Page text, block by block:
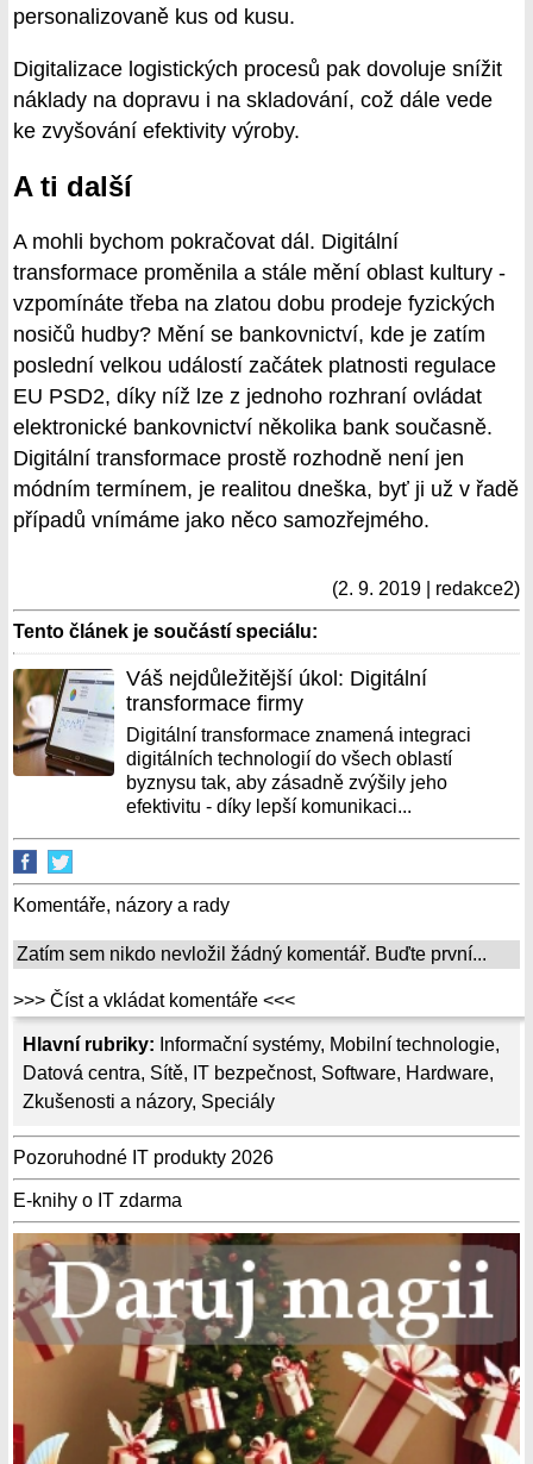
Hlavní rubriky: Informační systémy, Mobilní technologie,
Datová centra, Sítě, IT bezpečnost, Software, Hardware,
Zkušenosti a názory, Speciály
Pozoruhodné IT produkty 2026
E-knihy o IT zdarma
personalizovaně kus od kusu.
Digitalizace logistických procesů pak dovoluje snížit
náklady na dopravu i na skladování, což dále vede
ke zvyšování efektivity výroby.
A ti další
A mohli bychom pokračovat dál. Digitální
transformace proměnila a stále mění oblast kultury -
vzpomínáte třeba na zlatou dobu prodeje fyzických
nosičů hudby? Mění se bankovnictví, kde je zatím
poslední velkou událostí začátek platnosti regulace
EU PSD2, díky níž lze z jednoho rozhraní ovládat
elektronické bankovnictví několika bank současně.
Digitální transformace prostě rozhodně není jen
módním termínem, je realitou dneška, byť ji už v řadě
případů vnímáme jako něco samozřejmého.
(2. 9. 2019 | redakce2)
Tento článek je součástí speciálu:
Váš nejdůležitější úkol: Digitální
transformace firmy
Digitální transformace znamená integraci
digitálních technologií do všech oblastí
byznysu tak, aby zásadně zvýšily jeho
efektivitu - díky lepší komunikaci...
Komentáře, názory a rady
Zatím sem nikdo nevložil žádný komentář. Buďte první...
>>> Číst a vkládat komentáře <<<